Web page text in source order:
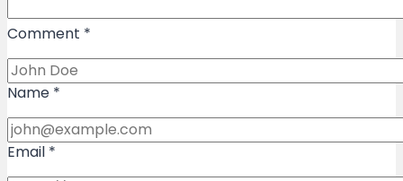
Comment *
Name *
Email *